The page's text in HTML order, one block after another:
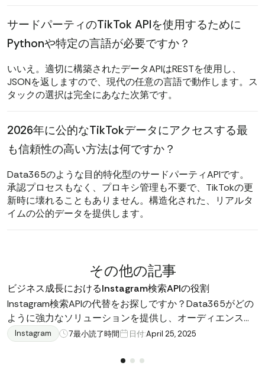
サードパーティのTikTok APIを使用するために
Pythonや特定の言語が必要ですか？
いいえ。適切に構築されたデータAPIはRESTを使用し、
JSONを返しますので、現代の任意の言語で動作します。ス
タックの選択は完全にあなた次第です。
2026年に公的なTikTokデータにアクセスする最
も信頼性の高い方法は何ですか？
Data365のような目的特化型のサードパーティAPIです。
承認プロセスもなく、プロキシ管理も不要で、TikTokの更
新時に壊れることもありません。構造化された、リアルタ
イムの公的データを提供します。
その他の記事
ビジネス成長におけるInstagram検索APIの役割
Instagram検索APIの代替をお探しですか？Data365がどの
ように強力なソリューションを提供し、オーディエンスタ
ーゲティングの最適化、パフォーマンスの追跡、ビジネス
Instagram 7最小読了時間 日付:April 25, 2025